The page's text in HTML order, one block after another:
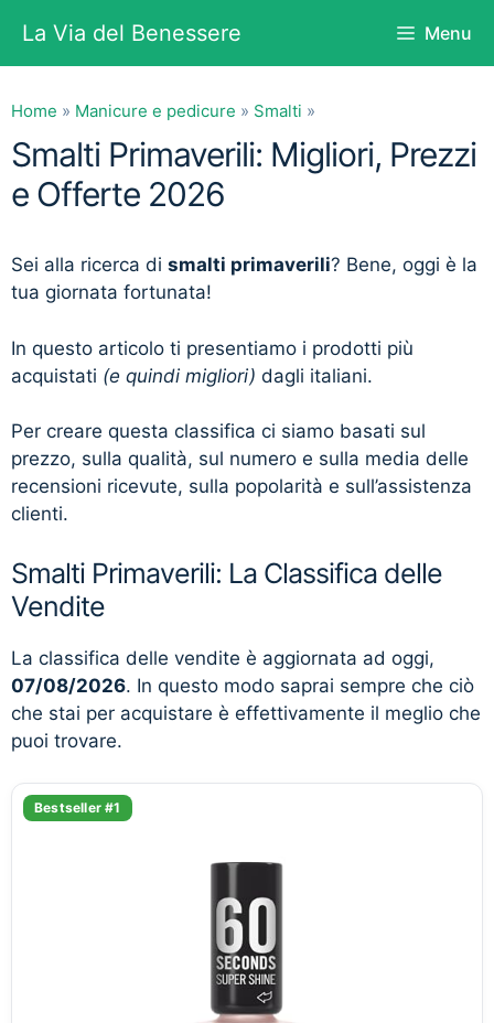
contenuto
La Via del Benessere Menu
Home » Manicure e pedicure » Smalti »
Smalti Primaverili: Migliori, Prezzi
e Offerte 2026
Sei alla ricerca di smalti primaverili? Bene, oggi è la
tua giornata fortunata!
In questo articolo ti presentiamo i prodotti più
acquistati (e quindi migliori) dagli italiani.
Per creare questa classifica ci siamo basati sul
prezzo, sulla qualità, sul numero e sulla media delle
recensioni ricevute, sulla popolarità e sull’assistenza
clienti.
Smalti Primaverili: La Classifica delle
Vendite
La classifica delle vendite è aggiornata ad oggi,
07/08/2026. In questo modo saprai sempre che ciò
che stai per acquistare è effettivamente il meglio che
puoi trovare.
Bestseller #1